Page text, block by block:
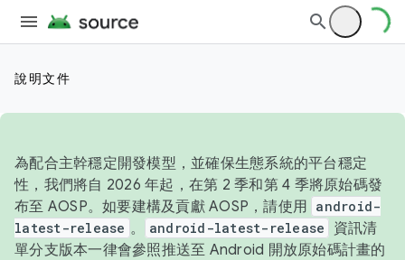
說明文件
為配合主幹穩定開發模型，並確保生態系統的平台穩定
性，我們將自 2026 年起，在第 2 季和第 4 季將原始碼發
布至 AOSP。如要建構及貢獻 AOSP，請使用 android-
latest-release 。 android-latest-release
資訊清
單分支版本一律會參照推送至 Android 開放原始碼計畫的